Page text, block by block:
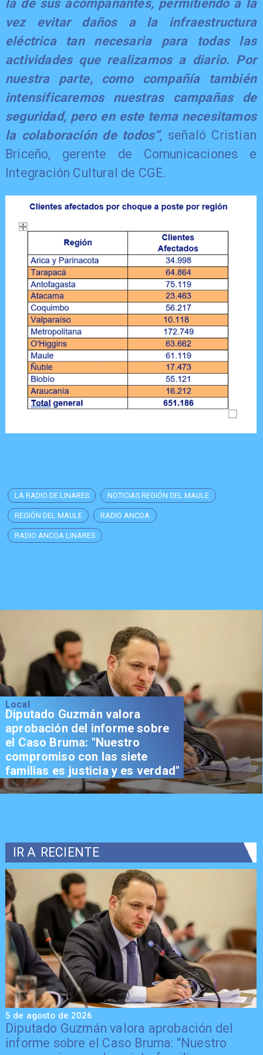
la de sus acompañantes, permitiendo a la
vez evitar daños a la infraestructura
eléctrica tan necesaria para todas las
actividades que realizamos a diario. Por
nuestra parte, como compañía también
intensificaremos nuestras campañas de
seguridad, pero en este tema necesitamos
la colaboración de todos”, señaló Cristian
Briceño, gerente de Comunicaciones e
Integración Cultural de CGE.
LA RADIO DE LINARES NOTICIAS REGIÓN DEL MAULE
REGIÓN DEL MAULE RADIO ANCOA
RADIO ANCOA LINARES
Local
Diputado Guzmán valora
aprobación del informe sobre
el Caso Bruma: "Nuestro
compromiso con las siete
familias es justicia y es verdad"
IR A RECIENTE
Diputado Guzmán valora aprobación del
informe sobre el Caso Bruma: "Nuestro
5 de agosto de 2026